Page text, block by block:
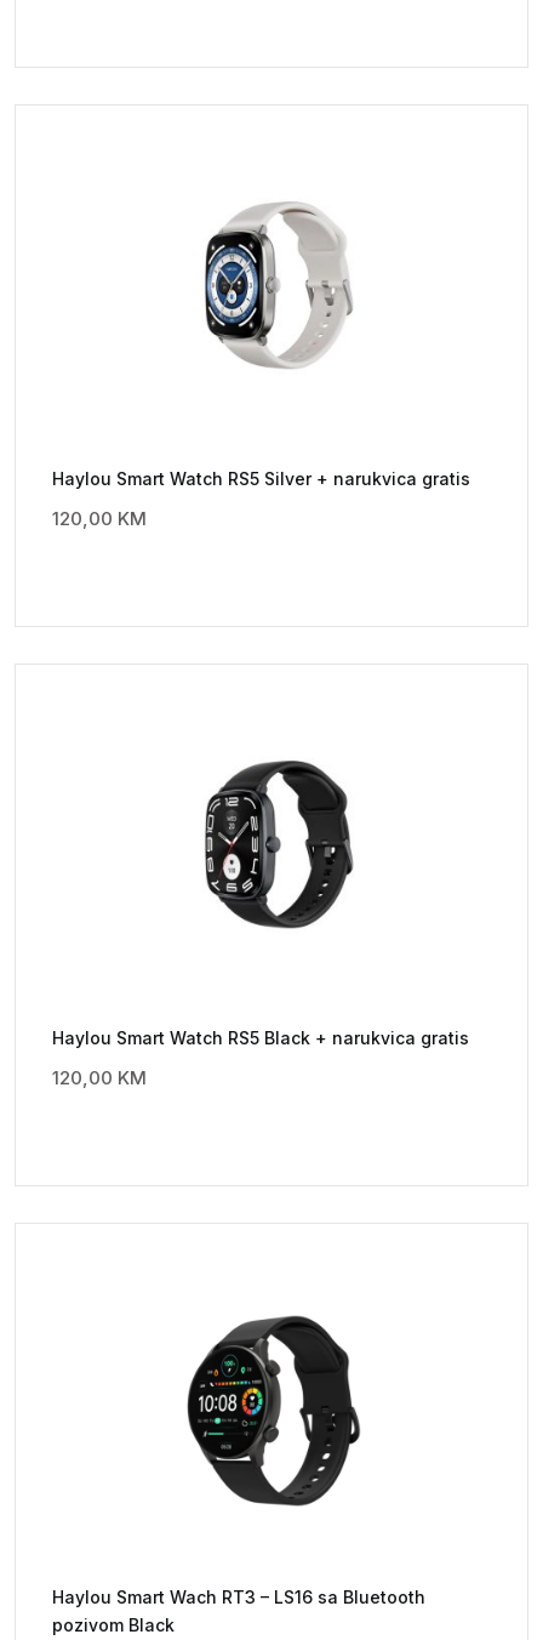
Haylou Smart Watch RS5 Silver + narukvica gratis
120,00 KM
Haylou Smart Watch RS5 Black + narukvica gratis
120,00 KM
Haylou Smart Wach RT3 – LS16 sa Bluetooth
pozivom Black